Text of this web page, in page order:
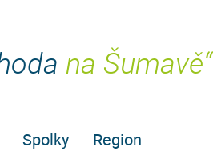
na Šumavě“
Spolky Region